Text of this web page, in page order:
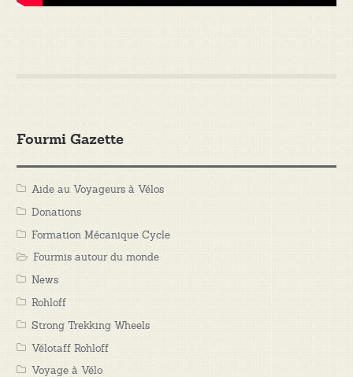
Fourmi Gazette
Aide au Voyageurs à Vélos
Donations
Formation Mécanique Cycle
Fourmis autour du monde
News
Rohloff
Strong Trekking Wheels
Vélotaff Rohloff
Voyage à Vélo